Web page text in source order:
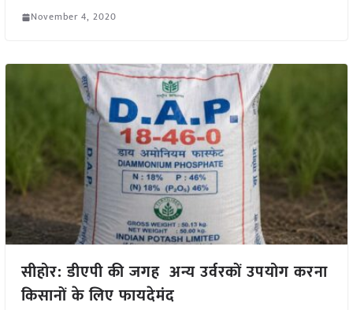
November 4, 2020
सीहोर: डीएपी की जगह अन्य उर्वरकों उपयोग करना
किसानों के लिए फायदेमंद